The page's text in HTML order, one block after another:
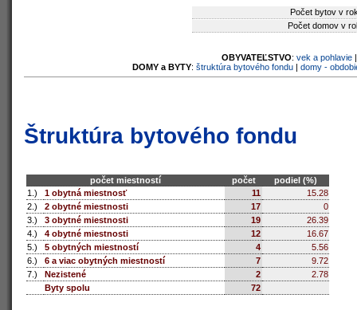
Počet bytov v
Počet domov v
OBYVATEĽSTVO: vek a pohlavie
DOMY a BYTY: štruktúra bytového fondu| domy -
Štruktúra bytového fondu
počet miestností počet
podiel (%)
1.)
1 obytná miestnosť 11
15.28
2.)
2 obytné miestnosti 17
0
3.)
3 obytné miestnosti 19
26.39
4.)
4 obytné miestnosti 12
16.67
5.)
5 obytných miestností 4
5.56
6.)
6 a viac obytných miestností 7
9.72
7.)
Nezistené 2
2.78
Byty spolu
72